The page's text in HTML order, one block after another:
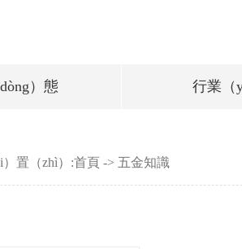
）態 行業（
置（zhì）:首頁 -> 五金知識